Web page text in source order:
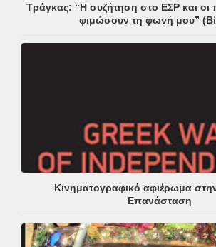
Τράγκας: “Η συζήτηση στο ΕΣΡ και οι
φιμώσουν τη φωνή μου”
Κινηματογραφικό αφιέρωμα
Επανάσταση